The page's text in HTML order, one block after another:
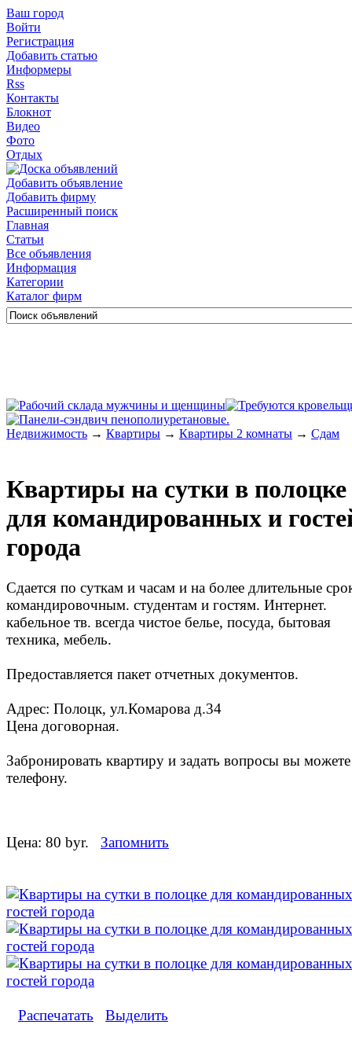
Ваш город
Войти
Регистрация
Добавить статью
Информеры
Rss
Контакты
Блокнот
Видео
Фото
Отдых
Добавить объявление
Добавить фирму
Расширенный поиск
Главная
Статьи
Все объявления
Информация
Категории
Каталог фирм
Недвижимость → Квартиры → Квартиры 2 комнаты → Сдам
Квартиры на сутки в полоцке
для командированных и
города
Сдается по суткам и часам и на более длительные
командировочным. студентам и гостям. Интернет.
кабельное тв. всегда чистое белье, посуда, бытовая
техника, мебель.
Предоставляется пакет отчетных документов.
Адрес: Полоцк, ул.Комарова д.34
Цена договорная.
Забронировать квартиру и задать вопросы вы
телефону.
Цена: 80 byr. Запомнить
Распечатать Выделить